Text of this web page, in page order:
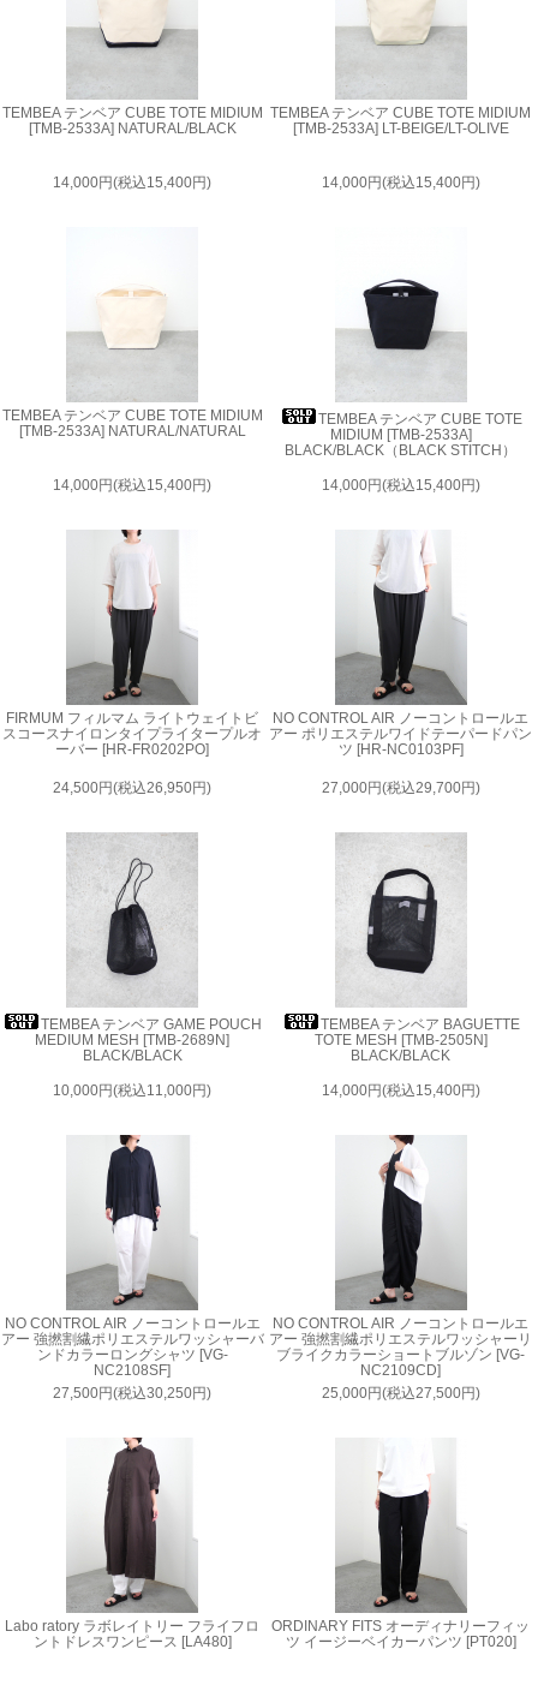
TEMBEA テンベア CUBE TOTE MIDIUM
[TMB-2533A] NATURAL/BLACK
14,000円(税込15,400円)
TEMBEA テンベア CUBE TOTE MIDIUM
[TMB-2533A] LT-BEIGE/LT-OLIVE
14,000円(税込15,400円)
TEMBEA テンベア CUBE TOTE MIDIUM
[TMB-2533A] NATURAL/NATURAL
14,000円(税込15,400円)
TEMBEA テンベア CUBE TOTE
MIDIUM [TMB-2533A]
BLACK/BLACK（BLACK STITCH）
14,000円(税込15,400円)
FIRMUM フィルマム ライトウェイトビ
スコースナイロンタイプライタープルオ
ーバー [HR-FR0202PO]
24,500円(税込26,950円)
NO CONTROL AIR ノーコントロールエ
アー ポリエステルワイドテーパードパン
ツ [HR-NC0103PF]
27,000円(税込29,700円)
TEMBEA テンベア GAME POUCH
MEDIUM MESH [TMB-2689N]
BLACK/BLACK
10,000円(税込11,000円)
TEMBEA テンベア BAGUETTE
TOTE MESH [TMB-2505N]
BLACK/BLACK
14,000円(税込15,400円)
NO CONTROL AIR ノーコントロールエ
アー 強撚割繊ポリエステルワッシャーバ
ンドカラーロングシャツ [VG-
NC2108SF]
27,500円(税込30,250円)
NO CONTROL AIR ノーコントロールエ
アー 強撚割繊ポリエステルワッシャーリ
ブライクカラーショートブルゾン [VG-
NC2109CD]
25,000円(税込27,500円)
Labo ratory ラボレイトリー フライフロ
ントドレスワンピース [LA480]
ORDINARY FITS オーディナリーフィッ
ツ イージーベイカーパンツ [PT020]